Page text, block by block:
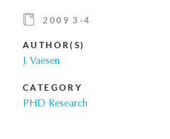
2009 3-4
AUTHOR(S)
J. Vaesen
CATEGORY
PHD Research